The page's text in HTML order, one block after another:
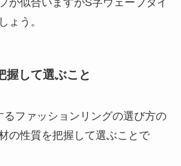
ょう。
握して選ぶこと
るファッションリングの選び方の
の性質を把握して選ぶことで